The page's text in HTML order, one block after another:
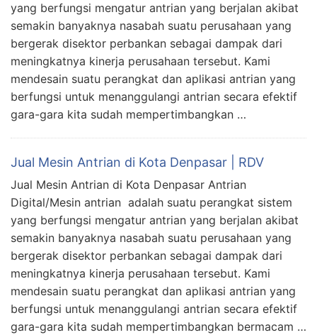
yang berfungsi mengatur antrian yang berjalan akibat
semakin banyaknya nasabah suatu perusahaan yang
bergerak disektor perbankan sebagai dampak dari
meningkatnya kinerja perusahaan tersebut. Kami
mendesain suatu perangkat dan aplikasi antrian yang
berfungsi untuk menanggulangi antrian secara efektif
gara-gara kita sudah mempertimbangkan …
Jual Mesin Antrian di Kota Denpasar | RDV
Jual Mesin Antrian di Kota Denpasar Antrian
Digital/Mesin antrian adalah suatu perangkat sistem
yang berfungsi mengatur antrian yang berjalan akibat
semakin banyaknya nasabah suatu perusahaan yang
bergerak disektor perbankan sebagai dampak dari
meningkatnya kinerja perusahaan tersebut. Kami
mendesain suatu perangkat dan aplikasi antrian yang
berfungsi untuk menanggulangi antrian secara efektif
gara-gara kita sudah mempertimbangkan bermacam …